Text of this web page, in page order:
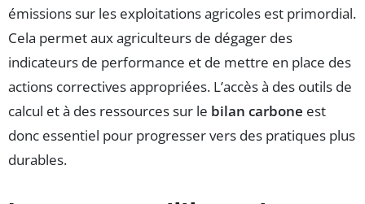
émissions sur les exploitations agricoles est primordial.
Cela permet aux agriculteurs de dégager des
indicateurs de performance et de mettre en place des
actions correctives appropriées. L’accès à des outils de
calcul et à des ressources sur le bilan carbone est
donc essentiel pour progresser vers des pratiques plus
durables.